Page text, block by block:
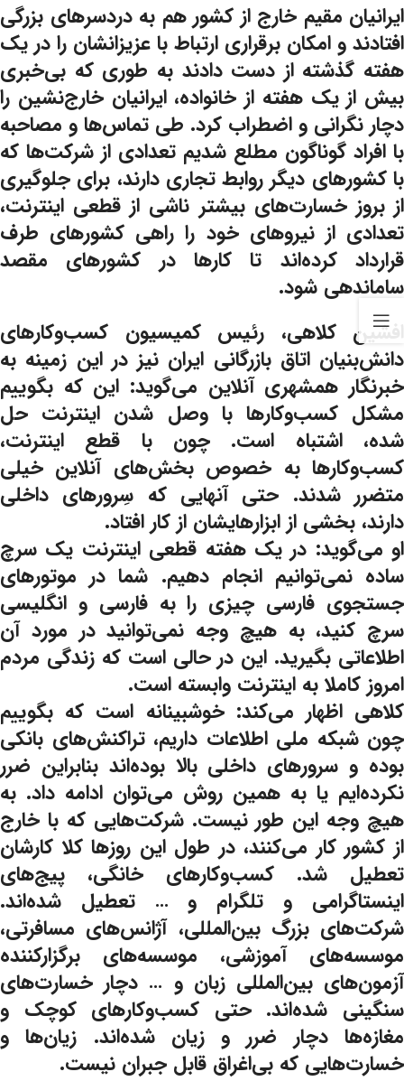
ایرانیان مقیم خارج از کشور هم به دردسرهای بزرگی
افتادند و امکان برقراری ارتباط با عزیزانشان را در یک
هفته گذشته از دست دادند به طوری که بی‌خبری
بیش از یک هفته از خانواده، ایرانیان خارج‌نشین را
دچار نگرانی و اضطراب کرد. طی تماس‌ها و مصاحبه‌
با افراد گوناگون مطلع شدیم تعدادی از شرکت‌ها که
با کشورهای دیگر روابط تجاری دارند، برای جلوگیری
از بروز خسارت‌های بیشتر ناشی از قطعی اینترنت،
تعدادی از نیروهای خود را راهی کشورهای طرف
قرارداد کرده‌اند تا کارها در کشورهای مقصد
ساماندهی شود.
افشین کلاهی، رئیس کمیسیون کسب‌وکارهای
دانش‌بنیان اتاق بازرگانی ایران نیز در این زمینه به
خبرنگار همشهری آنلاین می‌گوید: این که بگوییم
مشکل کسب‌وکارها با وصل شدن اینترنت حل
شده، اشتباه است. چون با قطع اینترنت،
کسب‌وکارها به خصوص بخش‌های آنلاین خیلی
متضرر شدند. حتی آنهایی که سِرورهای داخلی
دارند، بخشی از ابزارهایشان از کار افتاد.
او می‌گوید: در یک هفته قطعی اینترنت یک سرچ
ساده نمی‌توانیم انجام دهیم. شما در موتورهای
جستجوی فارسی چیزی را به فارسی و انگلیسی
سرچ کنید، به هیچ وجه نمی‌توانید در مورد آن
اطلاعاتی بگیرید. این در حالی است که زندگی مردم
امروز کاملا به اینترنت وابسته است.
کلاهی اظهار می‌کند: خوشبینانه است که بگوییم
چون شبکه ملی اطلاعات داریم، تراکنش‌های بانکی
بوده و سرورهای داخلی بالا بوده‌اند بنابراین ضرر
نکرده‌ایم یا به همین روش می‌توان ادامه داد. به
هیچ وجه این طور نیست. شرکت‌هایی که با خارج
از کشور کار می‌کنند، در طول این روزها کلا کارشان
تعطیل شد. کسب‌وکارهای خانگی، پیج‌های
اینستاگرامی و تلگرام و … تعطیل شده‌اند.
شرکت‌های بزرگ بین‌المللی، آژانس‌های مسافرتی،
موسسه‌های آموزشی، موسسه‌های برگزارکننده
آزمون‌های بین‌المللی زبان و … دچار خسارت‌های
سنگینی شده‌اند. حتی کسب‌وکارهای کوچک و
مغازه‌ها دچار ضرر و زیان شده‌اند. زیان‌ها و
خسارت‌هایی که بی‌اغراق قابل جبران نیست.